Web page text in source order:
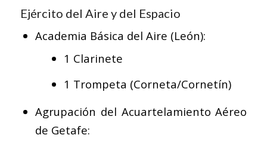
Ejército del Aire y del Espacio
Academia Básica del Aire (León):
1 Clarinete
1 Trompeta (Corneta/Cornetín)
Agrupación del Acuartelamiento Aéreo
de Getafe: